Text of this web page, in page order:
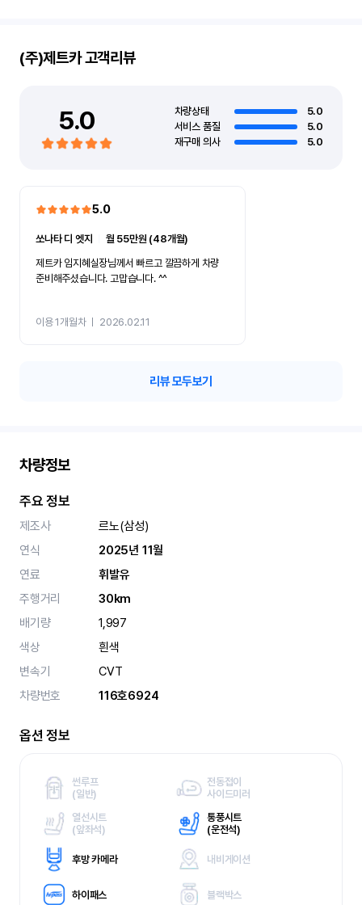
(주)제트카고객리뷰
5.0 차량상태
5.0
서비스 품질
5.0
재구매 의사
5.0
5.0
쏘나타 디 엣지
월 55만원 (48개월)
제트카 임지혜실장님께서 빠르고 깔끔하게 차량
준비해주셨습니다. 고맙습니다. ^^
이용 1개월차ㅣ 2026.02.11
리뷰 모두보기
차량정보
주요 정보
제조사
르노(삼성)
연식
2025년 11월
연료
휘발유
주행거리
30km
배기량
1,997
색상
흰색
변속기
CVT
차량번호
116호6924
옵션 정보
썬루프
(일반)
전동접이
사이드미러
열선시트
(앞좌석)
통풍시트
(운전석)
후방 카메라 내비게이션
하이패스 블랙박스